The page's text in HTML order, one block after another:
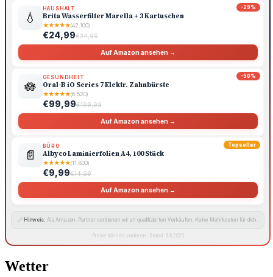
-29%
💧
HAUSHALT
Brita Wasserfilter Marella + 3 Kartuschen
★★★★★(42.100)
€24,99€34,99
Auf Amazon ansehen →
-50%
🪷
GESUNDHEIT
Oral-B iO Series 7 Elektr. Zahnbürste
★★★★★(6.520)
€99,99€199,99
Auf Amazon ansehen →
Topseller
📄
BÜRO
Albyco Laminierfolien A4, 100 Stück
★★★★★(11.800)
€9,99€14,99
Auf Amazon ansehen →
🔗 Hinweis: Als Amazon-Partner verdienen wir an qualifizierten Verkäufen. Keine Mehrkosten für dich.
Preise können variieren · Stand: 8.8.2026
Wetter